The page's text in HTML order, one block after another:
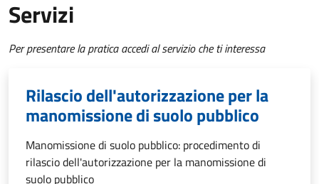
Servizi
Per presentare la pratica accedi al servizio che ti interessa
Rilascio dell'autorizzazione per la
manomissione di suolo pubblico
Manomissione di suolo pubblico: procedimento di
rilascio dell'autorizzazione per la manomissione di
suolo pubblico